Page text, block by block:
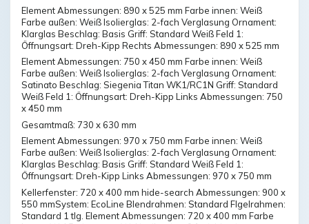
Element Abmessungen: 890 x 525 mm Farbe innen: Weiß
Farbe außen: Weiß Isolierglas: 2-fach Verglasung Ornament:
Klarglas Beschlag: Basis Griff: Standard Weiß Feld 1:
Öffnungsart: Dreh-Kipp Rechts Abmessungen: 890 x 525 mm
Element Abmessungen: 750 x 450 mm Farbe innen: Weiß
Farbe außen: Weiß Isolierglas: 2-fach Verglasung Ornament:
Satinato Beschlag: Siegenia Titan WK1/RC1N Griff: Standard
Weiß Feld 1: Öffnungsart: Dreh-Kipp Links Abmessungen: 750
x 450 mm
Gesamtmaß: 730 x 630 mm
Element Abmessungen: 970 x 750 mm Farbe innen: Weiß
Farbe außen: Weiß Isolierglas: 2-fach Verglasung Ornament:
Klarglas Beschlag: Basis Griff: Standard Weiß Feld 1:
Öffnungsart: Dreh-Kipp Links Abmessungen: 970 x 750 mm
Kellerfenster: 720 x 400 mm hide-search Abmessungen: 900 x
550 mmSystem: EcoLine Blendrahmen: Standard Flgelrahmen:
Standard 1 tlg. Element Abmessungen: 720 x 400 mm Farbe